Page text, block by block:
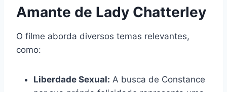
Amante de Lady Chatterley
O filme aborda diversos temas relevantes,
como:
Liberdade Sexual: A busca de Constance